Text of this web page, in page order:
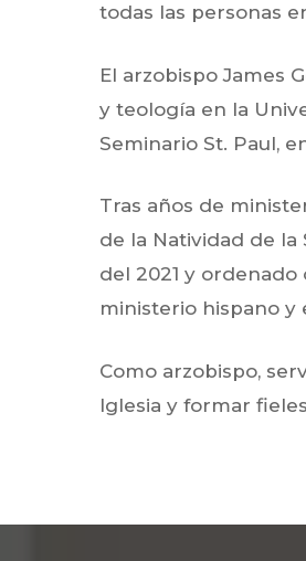
todas las personas
El arzobispo James
y teología en la
Seminario St. Paul,
Tras años de
de la Natividad de
del 2021 y
ministerio hispano y
Como arzobispo,
Iglesia y formar